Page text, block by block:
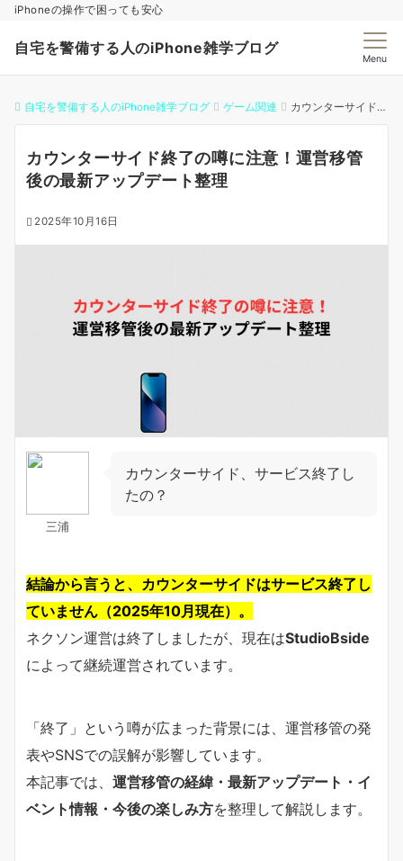
iPhoneの操作で困っても安心
自宅を警備する人のiPhone雑学ブログ
Menu
自宅を警備する人のiPhone雑学ブログ ゲーム関連 カウンターサイド終了の噂に注意！運営移管後の最新アップデート整理
カウンターサイド終了の噂に注意！運営移管
後の最新アップデート整理
2025年10月16日
三浦
カウンターサイド、サービス終了し
たの？
結論から言うと、カウンターサイドはサービス終了し
ていません（2025年10月現在）。
ネクソン運営は終了しましたが、現在はStudioBside
によって継続運営されています。
「終了」という噂が広まった背景には、運営移管の発
表やSNSでの誤解が影響しています。
本記事では、 運営移管の経緯・最新アップデート・イ
ベント情報・今後の楽しみ方を整理して解説します。